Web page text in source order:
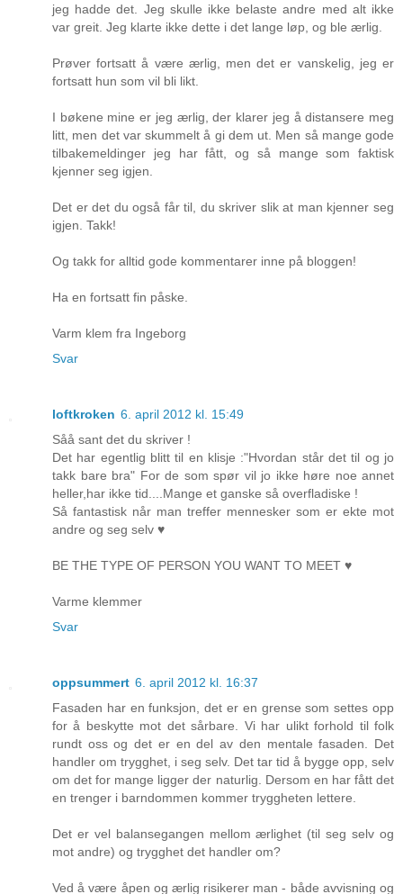
jeg hadde det. Jeg skulle ikke belaste andre med alt ikke
var greit. Jeg klarte ikke dette i det lange løp, og ble ærlig.
Prøver fortsatt å være ærlig, men det er vanskelig, jeg er
fortsatt hun som vil bli likt.
I bøkene mine er jeg ærlig, der klarer jeg å distansere meg
litt, men det var skummelt å gi dem ut. Men så mange gode
tilbakemeldinger jeg har fått, og så mange som faktisk
kjenner seg igjen.
Det er det du også får til, du skriver slik at man kjenner seg
igjen. Takk!
Og takk for alltid gode kommentarer inne på bloggen!
Ha en fortsatt fin påske.
Varm klem fra Ingeborg
Svar
loftkroken 6. april 2012 kl. 15:49
Såå sant det du skriver !
Det har egentlig blitt til en klisje :"Hvordan står det til og jo
takk bare bra" For de som spør vil jo ikke høre noe annet
heller,har ikke tid....Mange et ganske så overfladiske !
Så fantastisk når man treffer mennesker som er ekte mot
andre og seg selv ♥
BE THE TYPE OF PERSON YOU WANT TO MEET ♥
Varme klemmer
Svar
oppsummert 6. april 2012 kl. 16:37
Fasaden har en funksjon, det er en grense som settes opp
for å beskytte mot det sårbare. Vi har ulikt forhold til folk
rundt oss og det er en del av den mentale fasaden. Det
handler om trygghet, i seg selv. Det tar tid å bygge opp, selv
om det for mange ligger der naturlig. Dersom en har fått det
en trenger i barndommen kommer tryggheten lettere.
Det er vel balansegangen mellom ærlighet (til seg selv og
mot andre) og trygghet det handler om?
Ved å være åpen og ærlig risikerer man - både avvisning og